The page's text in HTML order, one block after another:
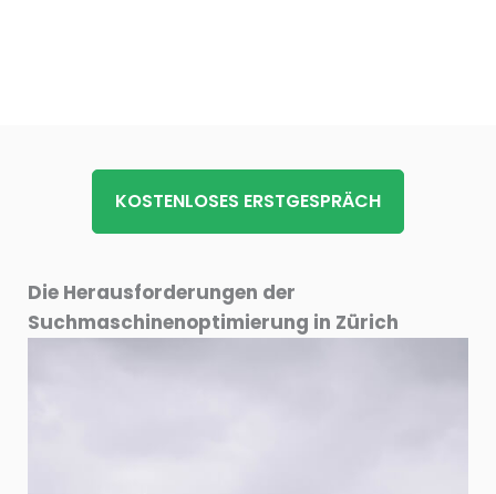
KOSTENLOSES ERSTGESPRÄCH
Die Herausforderungen der
Suchmaschinenoptimierung in Zürich